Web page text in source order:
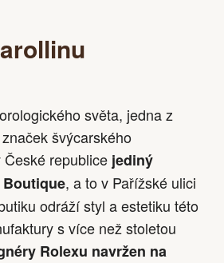
světa, jedna z
švýcarského
republice jediný
, a to v Pařížské ulici
odráží styl a estetiku této
s více než stoletou
Rolexu navržen na